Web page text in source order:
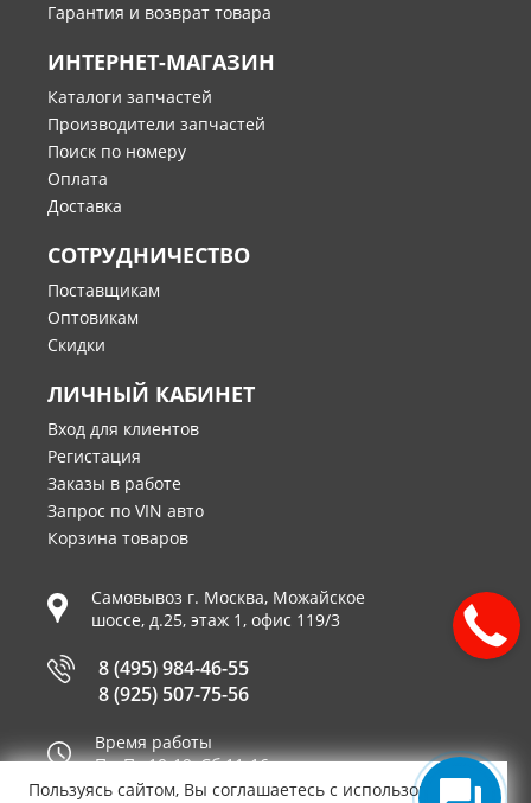
Гарантия и возврат товара
ИНТЕРНЕТ-МАГАЗИН
Каталоги запчастей
Производители запчастей
Поиск по номеру
Оплата
Доставка
СОТРУДНИЧЕСТВО
Поставщикам
Оптовикам
Скидки
ЛИЧНЫЙ КАБИНЕТ
Вход для клиентов
Регистация
Заказы в работе
Запрос по VIN авто
Корзина товаров
Самовывоз г. Москва, Можайское
шоссе, д.25, этаж 1, офис 119/3
8 (495) 984-46-55
8 (925) 507-75-56
Время работы
Пн-Пт 10-19, Сб 11-16
Пользуясь сайтом, Вы соглашаетесь с использованием